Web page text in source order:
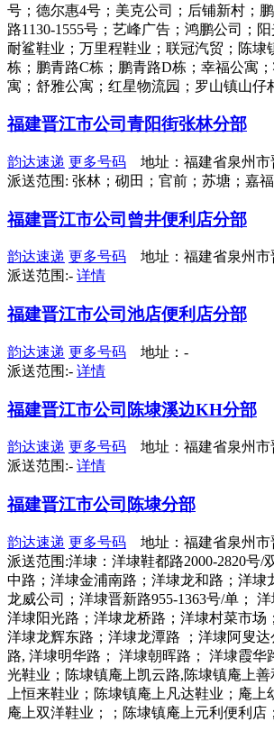
号；德尔惠4号；美克公司；后铺新村；
路1130-1555号；艺峰广告；鸿鹏公司；
耐鲨鞋业；万里程鞋业；联冠汽贸；陈
栋；鹏青路C栋；鹏青路D栋；幸福公寓
寓；舒雅公寓；红星物流园；罗山镇山仔
福建晋江市公司青阳街张林分部
韵达速递 更多号码 地址：福建省泉州市
派送范围: 张林；砌田；官前；苏塘；嘉
福建晋江市公司曾井便利店分部
韵达速递 更多号码 地址：福建省泉州市
派送范围:- 详情
福建晋江市公司池店便利店分部
韵达速递 更多号码 地址：-
派送范围:- 详情
福建晋江市公司陈埭溪边KH分部
韵达速递 更多号码 地址：福建省泉州市
派送范围:- 详情
福建晋江市公司陈埭分部
韵达速递 更多号码 地址：福建省泉州市
派送范围:洋埭：洋埭鞋都路2000-2820号
中路；洋埭金浦南路；洋埭龙和路；洋
龙威公司；洋埭晋新路955-1363号/单；
洋埭阳光路；洋埭龙桥路；洋埭村菜市场
洋埭龙辉东路；洋埭龙潭路 ；洋埭阿叟
路, 洋埭明华路； 洋埭朝晖路； 洋埭霞
光鞋业；陈埭镇庵上凯云路,陈埭镇庵上
上恒来鞋业；陈埭镇庵上凡达鞋业；庵
庵上双洋鞋业；；陈埭镇庵上元利便利店